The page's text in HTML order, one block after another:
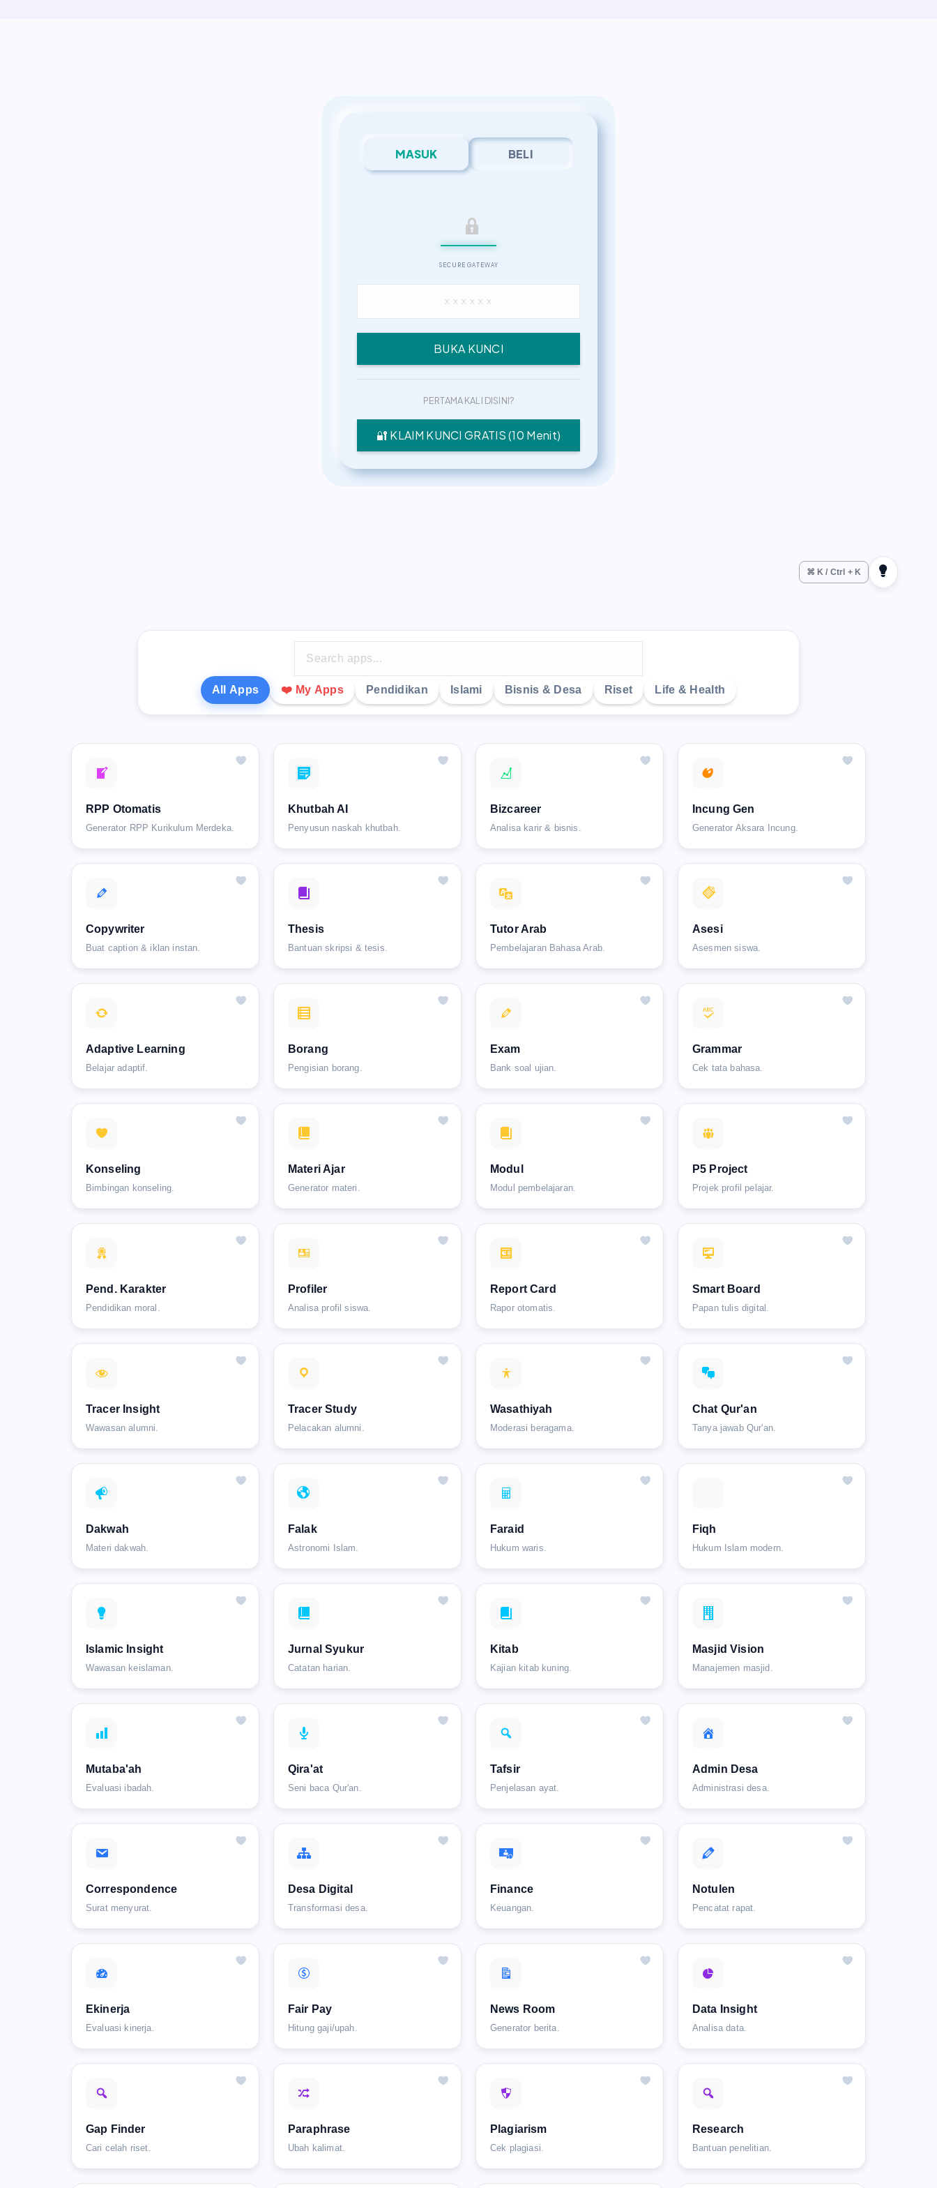
MASUK BELI
SECURE GATEWAY
BUKA KUNCI
PERTAMA KALI DISINI?
🔐 KLAIM KUNCI GRATIS (10 Menit)
⌘ K / Ctrl + K
All Apps ❤️ My Apps Pendidikan Islami Bisnis & Desa Riset Life & Health
RPP Otomatis
Generator RPP Kurikulum Merdeka.
Khutbah AI
Penyusun naskah khutbah.
Bizcareer
Analisa karir & bisnis.
Incung Gen
Generator Aksara Incung.
Copywriter
Buat caption & iklan instan.
Thesis
Bantuan skripsi & tesis.
Tutor Arab
Pembelajaran Bahasa Arab.
Asesi
Asesmen siswa.
Adaptive Learning
Belajar adaptif.
Borang
Pengisian borang.
Exam
Bank soal ujian.
Grammar
Cek tata bahasa.
Konseling
Bimbingan konseling.
Materi Ajar
Generator materi.
Modul
Modul pembelajaran.
P5 Project
Projek profil pelajar.
Pend. Karakter
Pendidikan moral.
Profiler
Analisa profil siswa.
Report Card
Rapor otomatis.
Smart Board
Papan tulis digital.
Tracer Insight
Wawasan alumni.
Tracer Study
Pelacakan alumni.
Wasathiyah
Moderasi beragama.
Chat Qur'an
Tanya jawab Qur'an.
Dakwah
Materi dakwah.
Falak
Astronomi Islam.
Faraid
Hukum waris.
Fiqh
Hukum Islam modern.
Islamic Insight
Wawasan keislaman.
Jurnal Syukur
Catatan harian.
Kitab
Kajian kitab kuning.
Masjid Vision
Manajemen masjid.
Mutaba'ah
Evaluasi ibadah.
Qira'at
Seni baca Qur'an.
Tafsir
Penjelasan ayat.
Admin Desa
Administrasi desa.
Correspondence
Surat menyurat.
Desa Digital
Transformasi desa.
Finance
Keuangan.
Notulen
Pencatat rapat.
Ekinerja
Evaluasi kinerja.
Fair Pay
Hitung gaji/upah.
News Room
Generator berita.
Data Insight
Analisa data.
Gap Finder
Cari celah riset.
Paraphrase
Ubah kalimat.
Plagiarism
Cek plagiasi.
Research
Bantuan penelitian.